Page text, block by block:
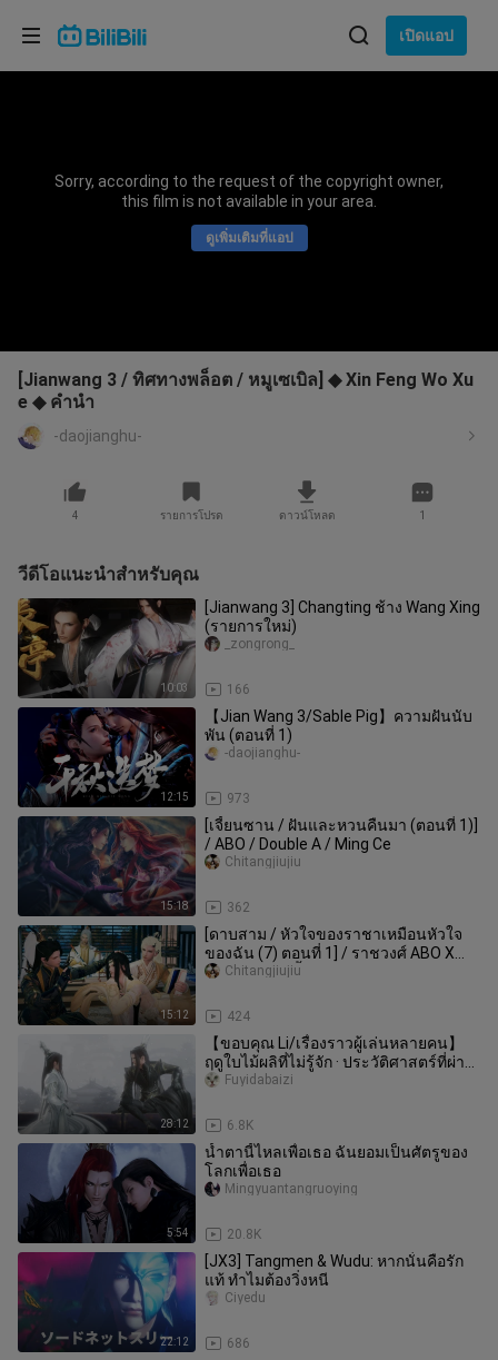
เปิดแอป
Sorry, according to the request of the copyright owner,
this film is not available in your area.
ดูเพิ่มเติมที่แอป
[Jianwang 3 / ทิศทางพล็อต / หมูเซเบิล] ◆ Xin Feng Wo Xu
e ◆ คำนำ
-daojianghu-
4 รายการโปรด ดาวน์โหลด 1
วีดีโอแนะนำสำหรับคุณ
10:03
[Jianwang 3] Changting ช้าง Wang Xing
(รายการใหม่)
166
_zongrong_
12:15
【Jian Wang 3/Sable Pig】ความฝันนับ
พัน (ตอนที่ 1)
973
-daojianghu-
15:18
[เจี้ยนซาน / ฝันและหวนคืนมา (ตอนที่ 1)]
/ ABO / Double A / Ming Ce
362
Chitangjiujiu
15:12
[ดาบสาม / หัวใจของราชาเหมือนหัวใจ
ของฉัน (7) ตอนที่ 1] / ราชวงศ์ ABO X
ทิเบต / ราชาทั้งสามและราชินีหน
424
Chitangjiujiu
28:12
【ขอบคุณ Li/เรื่องราวผู้เล่นหลายคน】
ฤดูใบไม้ผลิที่ไม่รู้จัก · ประวัติศาสตร์ที่ผ่าน
มา
6.8K
Fuyidabaizi
5:54
น้ำตานี้ไหลเพื่อเธอ ฉันยอมเป็นศัตรูของ
โลกเพื่อเธอ
20.8K
Mingyuantangruoying
22:12
[JX3] Tangmen & Wudu: หากนั่นคือรัก
แท้ ทำไมต้องวิ่งหนี
686
Ciyedu
เลือกภาษา